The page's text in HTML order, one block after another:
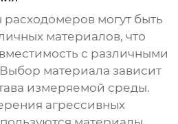
могут быть
материалов, что
с различными
материала зависит
измеряемой среды.
агрессивных